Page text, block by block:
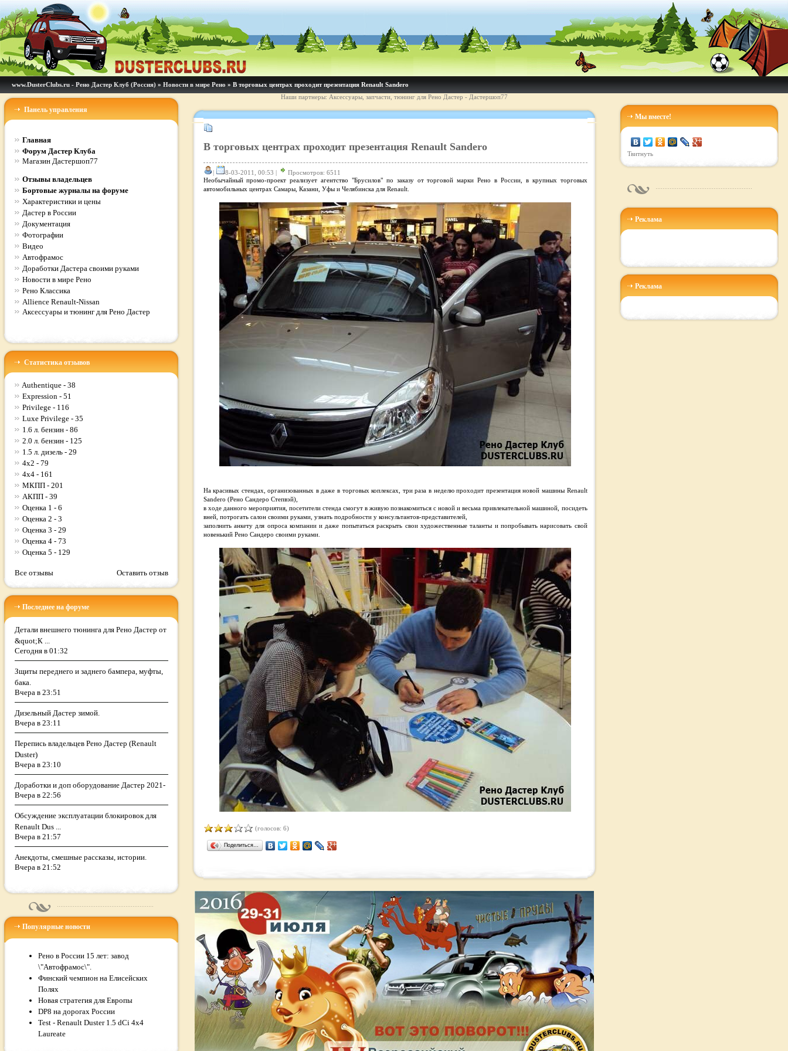
www.DusterClubs.ru - Рено Дастер Клуб (Россия) » Новости в мире Рено » В торговых центрах проходит презентация Renault Sandero
Панель управления
Главная
Форум Дастер Клуба
Магазин Дастершоп77
Отзывы владельцев
Бортовые журналы на форуме
Характеристики и цены
Дастер в России
Документация
Фотографии
Видео
Автофрамос
Доработки Дастера своими руками
Новости в мире Рено
Рено Классика
Allience Renault-Nissan
Аксессуары и тюнинг для Рено Дастер
Статистика отзывов
Authentique - 38
Expression - 51
Privilege - 116
Luxe Privilege - 35
1.6 л. бензин - 86
2.0 л. бензин - 125
1.5 л. дизель - 29
4x2 - 79
4x4 - 161
МКПП - 201
АКПП - 39
Оценка 1 - 6
Оценка 2 - 3
Оценка 3 - 29
Оценка 4 - 73
Оценка 5 - 129
Все отзывы Оставить отзыв
Последнее на форуме
Детали внешнего тюнинга для Рено Дастер от
&quot;К ...
Сегодня в 01:32
Зщиты переднего и заднего бампера, муфты,
бака.
Вчера в 23:51
Дизельный Дастер зимой.
Вчера в 23:11
Перепись владельцев Рено Дастер (Renault
Duster)
Вчера в 23:10
Доработки и доп оборудование Дастер 2021-
Вчера в 22:56
Обсуждение эксплуатации блокировок для
Renault Dus ...
Вчера в 21:57
Анекдоты, смешные рассказы, истории.
Вчера в 21:52
Популярные новости
Рено в России 15 лет: завод
\"Автофрамос\".
Финский чемпион на Елисейских
Полях
Новая стратегия для Европы
DP8 на дорогах России
Test - Renault Duster 1.5 dCi 4x4
Laureate
Наши партнеры: Аксессуары, запчасти, тюнинг для Рено Дастер - Дастершоп77
В торговых центрах проходит презентация Renault Sandero
| 8-03-2011, 00:53 | Просмотров: 6511
Необычайный промо-проект реализует агентство "Брусилов" по заказу от торговой марки Рено в России, в крупных торговых
автомобильных центрах Самары, Казани, Уфы и Челябинска для Renault.
На красивых стендах, организованных в даже в торговых коплексах, три раза в неделю проходит презентация новой машины Renault
Sandero (Рено Сандеро Степвэй),
в ходе данного мероприятия, посетители стенда смогут в живую познакомиться с новой и весьма привлекательной машиной, посидеть
вней, потрогать салон своими руками, узнать подробности у консультантов-представителей,
заполнить анкету для опроса компании и даже попытаться раскрыть свои художественные таланты и попробывать нарисовать свой
новенький Рено Сандеро своими руками.
(голосов: 6)
Поделиться…
Мы вместе!
Твитнуть
Реклама
Реклама